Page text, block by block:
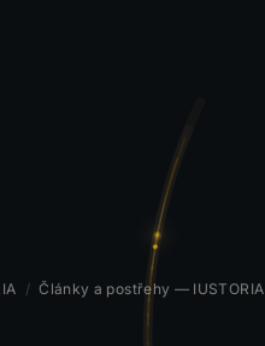
/ Články a postřehy — IUSTORIA